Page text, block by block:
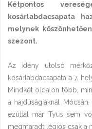
Kétpontos
kosárlabdacsapata
melynek
szezont.
Az idény utolsó
kosárlabdacsapata a 7.
Mindkét oldalon több,
a hajdúságiaknál
ezúttal már Tyus sem
megmaradt légiós csak a